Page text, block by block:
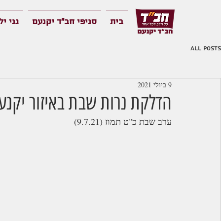
בית סניפי חב"ד יקנעם גני
All Posts
הדלקת נרות שבת באיזור
9 ביולי 2021
ערב שבת כ"ט תמוז (9.7.21)